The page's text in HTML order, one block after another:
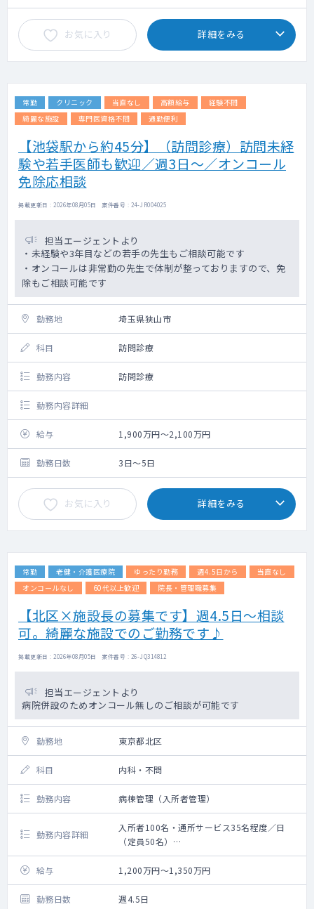
お気に入り 詳細をみる
常勤 クリニック 当直なし 高額給与
経験不問
綺麗な施設
専門医資格不問 通勤便利
【池袋駅から約45分】（訪問診療）訪問未経
験や若手医師も歓迎／週3日～／オンコール
免除応相談
掲載更新日 : 2026年08月05日 案件番号 : 24-JR004025
担当エージェントより
・未経験や3年目などの若手の先生もご相談可能です
・オンコールは非常勤の先生で体制が整っておりますので、免
除もご相談可能です
勤務地 埼玉県狭山市
科目 訪問診療
勤務内容 訪問診療
勤務内容詳細
給与 1,900万円～2,100万円
勤務日数 3日～5日
お気に入り 詳細をみる
常勤 老健・介護医療院 ゆったり勤務 週4.5日から
当直なし
オンコールなし
60代以上歓迎 院長・管理職募集
【北区×施設長の募集です】週4.5日～相談
可。綺麗な施設でのご勤務です♪
掲載更新日 : 2026年08月05日 案件番号 : 26-JQ314812
担当エージェントより
病院併設のためオンコール無しのご相談が可能です
勤務地 東京都北区
科目 内科・不問
勤務内容 病棟管理（入所者管理）
勤務内容詳細
入所者100名・通所サービス35名程度／日
（定員50名）
入所者、通所サービスをご利用の方々の全身
管理業務をお願いいたします
給与 1,200万円～1,350万円
勤務日数 週4.5日